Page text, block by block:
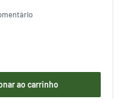
ao carrinho